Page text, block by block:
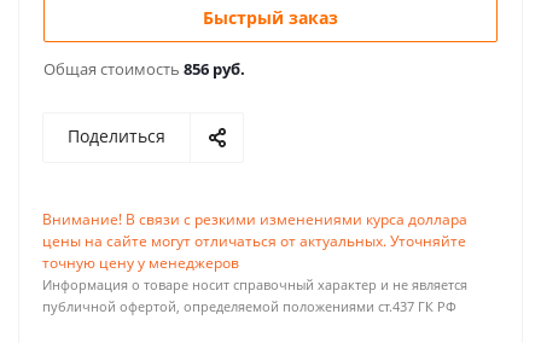
Быстрый заказ
Общая стоимость 856 руб.
Поделиться
Внимание! В связи с резкими изменениями курса доллара
цены на сайте могут отличаться от актуальных. Уточняйте
точную цену у менеджеров
Информация о товаре носит справочный характер и не является
публичной офертой, определяемой положениями ст.437 ГК РФ